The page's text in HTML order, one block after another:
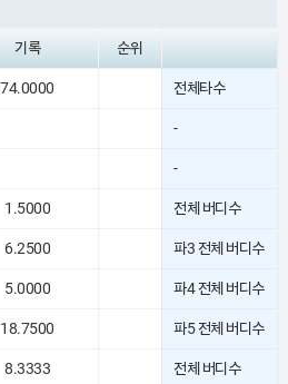
기록 순위
74.0000 전체타수
-
-
1.5000 전체 버디수
6.2500 파3 전체 버디수
5.0000 파4 전체 버디수
18.7500 파5 전체 버디수
8.3333 전체 버디수